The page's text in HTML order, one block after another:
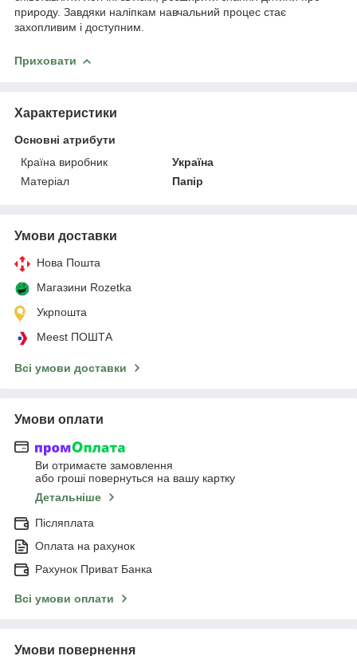
природу. Завдяки наліпкам навчальний процес стає
захопливим і доступним.
Приховати
Характеристики
Основні атрибути
Країна виробник
Україна
Матеріал
Папір
Умови доставки
Нова Пошта
Магазини Rozetka
Укрпошта
Meest ПОШТА
Всі умови доставки
Умови оплати
Ви отримаєте замовлення
або гроші повернуться на вашу картку
Детальніше
Післяплата
Оплата на рахунок
Рахунок Приват Банка
Всі умови оплати
Умови повернення